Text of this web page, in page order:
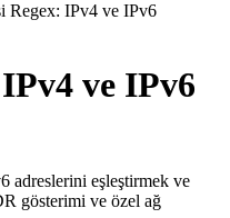
Regex: IPv4 ve IPv6
ve IPv6
adreslerini eşleştirmek ve
gösterimi ve özel ağ